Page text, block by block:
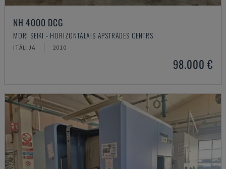
NH 4000 DCG
MORI SEIKI - HORIZONTĀLAIS APSTRĀDES CENTRS
ITĀLIJA 2010
98.000 €